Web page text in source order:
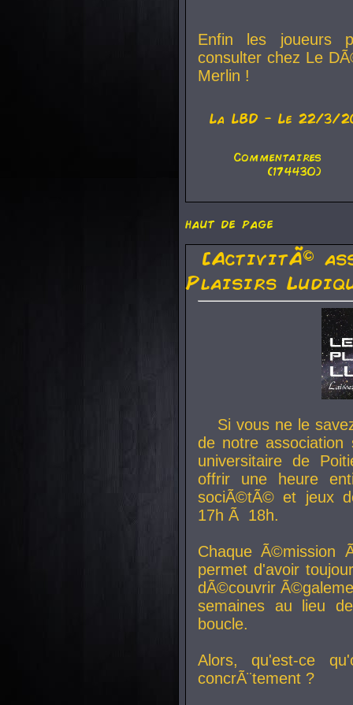
Enfin les joueurs
consulter chez Le
Merlin !
La LBD - Le 22/3/
Commentaires
(174430)
haut de page
[ActivitÃ©
Plaisirs
Si vous ne le
de notre
universitaire de
offrir une heure
sociÃ©tÃ© et jeux
17h Ã 18h.
Chaque Ã©mission
permet d'avoir
dÃ©couvrir
semaines au lieu
boucle.
Alors, qu'est-ce
concrÃ¨tement ?